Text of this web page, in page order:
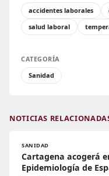
accidentes laborales
salud laboral
CATEGORÍA
Sanidad
NOTICIAS
SANIDAD
Cartagena acogerá
Epidemiología de